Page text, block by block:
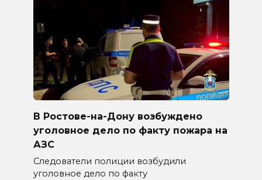
В Ростове-на-Дону возбуждено
уголовное дело по факту пожара на
АЗС
Следователи полиции возбудили
уголовное дело по факту